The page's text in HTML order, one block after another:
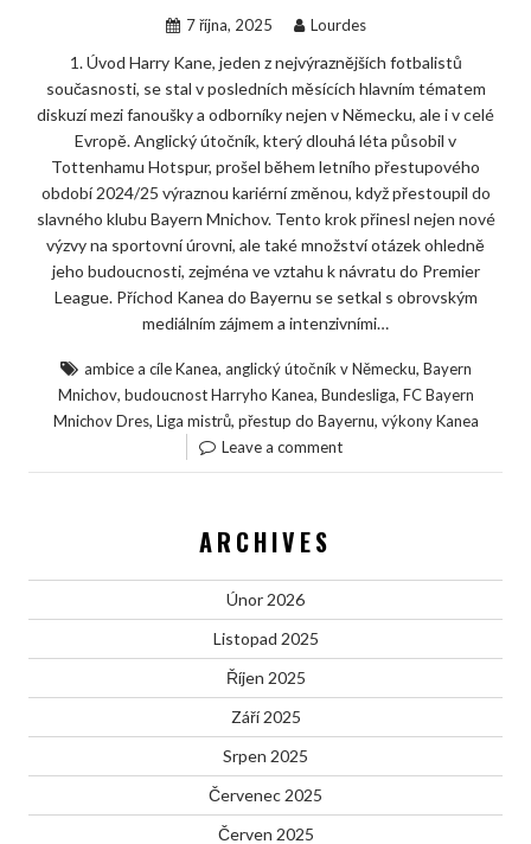
7 října, 2025 Lourdes
1. Úvod Harry Kane, jeden z nejvýraznějších fotbalistů
současnosti, se stal v posledních měsících hlavním tématem
diskuzí mezi fanoušky a odborníky nejen v Německu, ale i v celé
Evropě. Anglický útočník, který dlouhá léta působil v
Tottenhamu Hotspur, prošel během letního přestupového
období 2024/25 výraznou kariérní změnou, když přestoupil do
slavného klubu Bayern Mnichov. Tento krok přinesl nejen nové
výzvy na sportovní úrovni, ale také množství otázek ohledně
jeho budoucnosti, zejména ve vztahu k návratu do Premier
League. Příchod Kanea do Bayernu se setkal s obrovským
mediálním zájmem a intenzivními…
ambice a cíle Kanea, anglický útočník v Německu, Bayern
Mnichov, budoucnost Harryho Kanea, Bundesliga, FC Bayern
Mnichov Dres, Liga mistrů, přestup do Bayernu, výkony Kanea
Leave a comment
ARCHIVES
Únor 2026
Listopad 2025
Říjen 2025
Září 2025
Srpen 2025
Červenec 2025
Červen 2025